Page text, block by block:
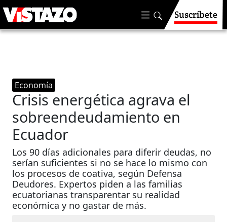
Suscríbete
Economía
Crisis energética agrava el
sobreendeudamiento en
Ecuador
Los 90 días adicionales para diferir deudas, no
serían suficientes si no se hace lo mismo con
los procesos de coativa, según Defensa
Deudores. Expertos piden a las familias
ecuatorianas transparentar su realidad
económica y no gastar de más.